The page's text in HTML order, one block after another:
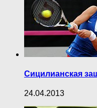
Сицилианская
24.04.2013